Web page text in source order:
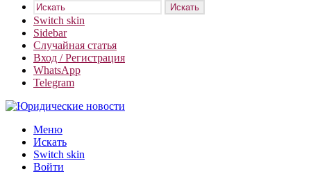
Искать
Switch skin
Sidebar
Случайная статья
Вход / Регистрация
WhatsApp
Telegram
Меню
Искать
Switch skin
Войти